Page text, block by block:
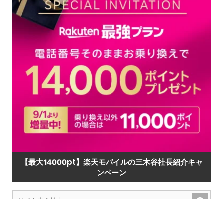
【最大14000pt】楽天モバイルの三木谷社長紹介キャ
ンペーン